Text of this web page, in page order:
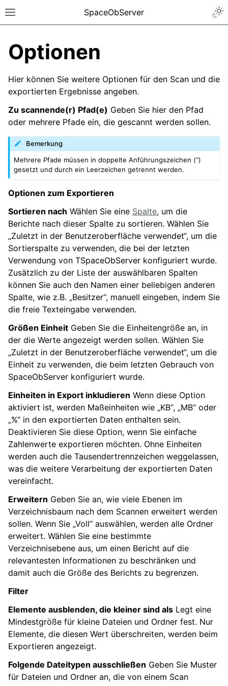
SpaceObServer
Optionen
Hier können Sie weitere Optionen für den Scan und die
exportierten Ergebnisse angeben.
Zu scannende(r) Pfad(e) Geben Sie hier den Pfad
oder mehrere Pfade ein, die gescannt werden sollen.
Bemerkung
Mehrere Pfade müssen in doppelte Anführungszeichen (“)
gesetzt und durch ein Leerzeichen getrennt werden.
Optionen zum Exportieren
Sortieren nach Wählen Sie eine Spalte, um die
Berichte nach dieser Spalte zu sortieren. Wählen Sie
„Zuletzt in der Benutzeroberfläche verwendet“, um die
Sortierspalte zu verwenden, die bei der letzten
Verwendung von TSpaceObServer konfiguriert wurde.
Zusätzlich zu der Liste der auswählbaren Spalten
können Sie auch den Namen einer beliebigen anderen
Spalte, wie z.B. „Besitzer“, manuell eingeben, indem Sie
die freie Texteingabe verwenden.
Größen Einheit Geben Sie die Einheitengröße an, in
der die Werte angezeigt werden sollen. Wählen Sie
„Zuletzt in der Benutzeroberfläche verwendet“, um die
Einheit zu verwenden, die beim letzten Gebrauch von
SpaceObServer konfiguriert wurde.
Einheiten in Export inkludieren Wenn diese Option
aktiviert ist, werden Maßeinheiten wie „KB“, „MB“ oder
„%“ in den exportierten Daten enthalten sein.
Deaktivieren Sie diese Option, wenn Sie einfache
Zahlenwerte exportieren möchten. Ohne Einheiten
werden auch die Tausendertrennzeichen weggelassen,
was die weitere Verarbeitung der exportierten Daten
vereinfacht.
Erweitern Geben Sie an, wie viele Ebenen im
Verzeichnisbaum nach dem Scannen erweitert werden
sollen. Wenn Sie „Voll“ auswählen, werden alle Ordner
erweitert. Wählen Sie eine bestimmte
Verzeichnisebene aus, um einen Bericht auf die
relevantesten Informationen zu beschränken und
damit auch die Größe des Berichts zu begrenzen.
Filter
Elemente ausblenden, die kleiner sind als Legt eine
Mindestgröße für kleine Dateien und Ordner fest. Nur
Elemente, die diesen Wert überschreiten, werden beim
Exportieren angezeigt.
Folgende Dateitypen ausschließen Geben Sie Muster
für Dateien und Ordner an, die von einem Scan